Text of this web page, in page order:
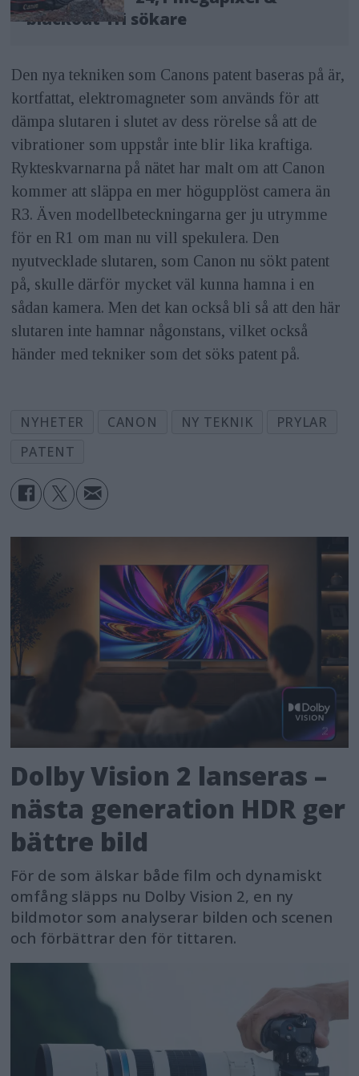
blackout-fri sökare
Den nya tekniken som Canons patent baseras på är,
kortfattat, elektromagneter som används för att
dämpa slutaren i slutet av dess rörelse så att de
vibrationer som uppstår inte blir lika kraftiga.
Rykteskvarnarna på nätet har malt om att Canon
kommer att släppa en mer högupplöst camera än
R3. Även modellbeteckningarna ger ju utrymme
för en R1 om man nu vill spekulera. Den
nyutvecklade slutaren, som Canon nu sökt patent
på, skulle därför mycket väl kunna hamna i en
sådan kamera. Men det kan också bli så att den här
slutaren inte hamnar någonstans, vilket också
händer med tekniker som det söks patent på.
NYHETER CANON NY TEKNIK
PRYLAR
PATENT
Dolby Vision 2 lanseras –
nästa generation HDR ger
bättre bild
För de som älskar både film och dynamiskt
omfång släpps nu Dolby Vision 2, en ny
bildmotor som analyserar bilden och scenen
och förbättrar den för tittaren.